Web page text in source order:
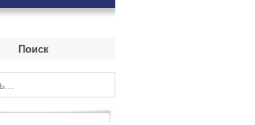
Поиск